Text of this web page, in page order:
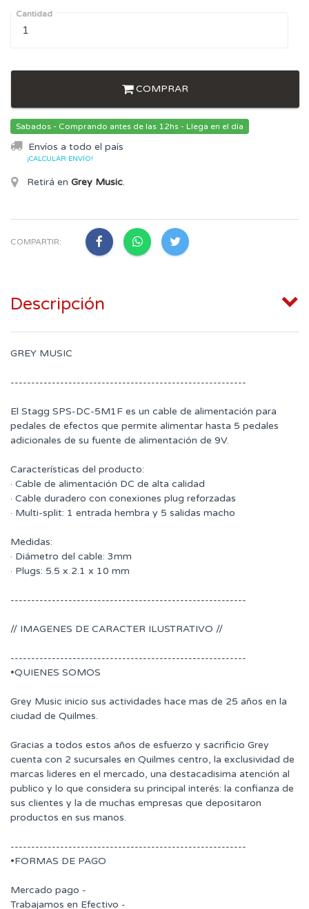
Cantidad
COMPRAR
Sabados - Comprando antes de las 12hs - Llega en el día
Envíos a todo el país
¡CALCULAR ENVÍO!
Retirá en Grey Music.
COMPARTIR:
Descripción
GREY MUSIC
---------------------------------------------------------
El Stagg SPS-DC-5M1F es un cable de alimentación para
pedales de efectos que permite alimentar hasta 5 pedales
adicionales de su fuente de alimentación de 9V.
Características del producto:
· Cable de alimentación DC de alta calidad
· Cable duradero con conexiones plug reforzadas
· Multi-split: 1 entrada hembra y 5 salidas macho
Medidas:
· Diámetro del cable: 3mm
· Plugs: 5.5 x 2.1 x 10 mm
---------------------------------------------------------
// IMAGENES DE CARACTER ILUSTRATIVO //
---------------------------------------------------------
•QUIENES SOMOS
Grey Music inicio sus actividades hace mas de 25 años en la
ciudad de Quilmes.
Gracias a todos estos años de esfuerzo y sacrificio Grey
cuenta con 2 sucursales en Quilmes centro, la exclusividad de
marcas lideres en el mercado, una destacadisima atención al
publico y lo que considera su principal interés: la confianza de
sus clientes y la de muchas empresas que depositaron
productos en sus manos.
---------------------------------------------------------
•FORMAS DE PAGO
Mercado pago -
Trabajamos en Efectivo -